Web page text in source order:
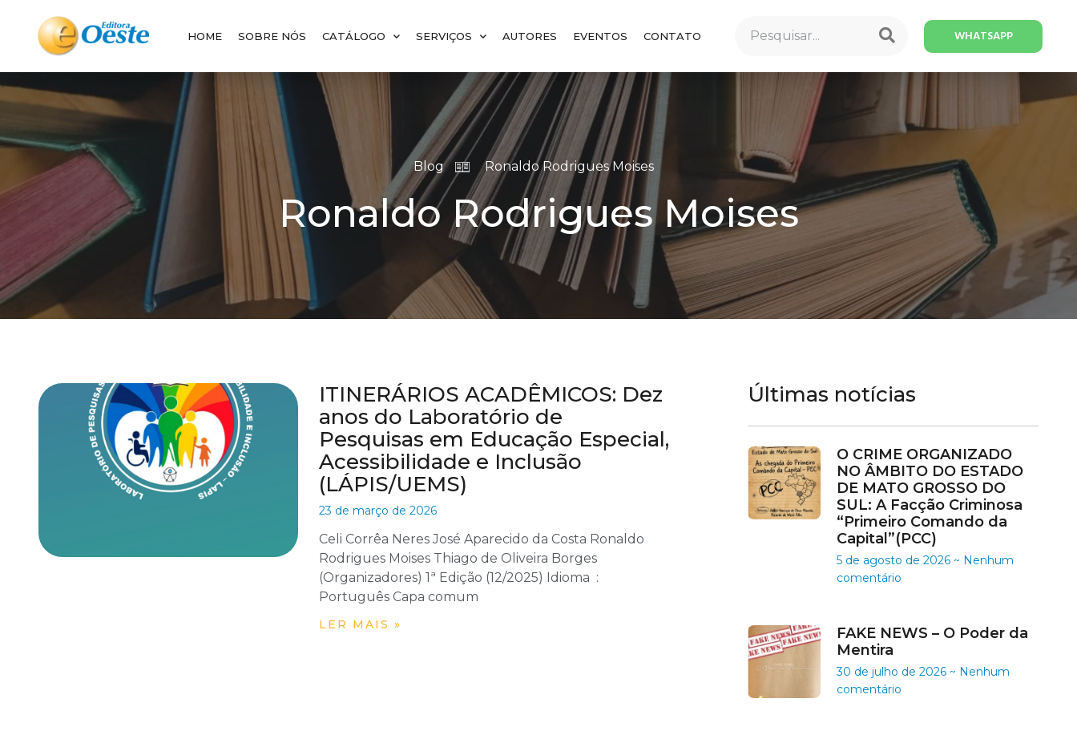
HOME SOBRE NÓS CATÁLOGO SERVIÇOS AUTORES EVENTOS CONTATO WHATSAPP
Blog Ronaldo Rodrigues Moises
Ronaldo Rodrigues Moises
ITINERÁRIOS ACADÊMICOS: Dez
anos do Laboratório de
Pesquisas em Educação Especial,
Acessibilidade e Inclusão
(LÁPIS/UEMS)
23 de março de 2026
Celi Corrêa Neres José Aparecido da Costa Ronaldo
Rodrigues Moises Thiago de Oliveira Borges
(Organizadores) 1ª Edição (12/2025) Idioma ‏ : ‎
Português Capa comum
LER MAIS »
Últimas notícias
O CRIME ORGANIZADO
NO ÂMBITO DO ESTADO
DE MATO GROSSO DO
SUL: A Facção Criminosa
“Primeiro Comando da
Capital”(PCC)
5 de agosto de 2026
Nenhum
comentário
FAKE NEWS – O Poder da
Mentira
30 de julho de 2026
Nenhum
comentário